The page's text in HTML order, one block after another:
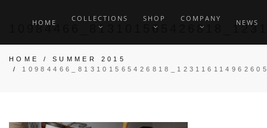
HOME COLLECTIONS SHOP COMPANY NEWS
HOME / SUMMER 2015
/